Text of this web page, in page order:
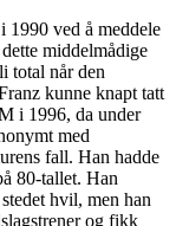
1990 ved å meddele
middelmådige
total når den
kunne knapt tatt
i 1996, da under
med
fall. Han hadde
80-tallet. Han
hvil, men han
og fikk